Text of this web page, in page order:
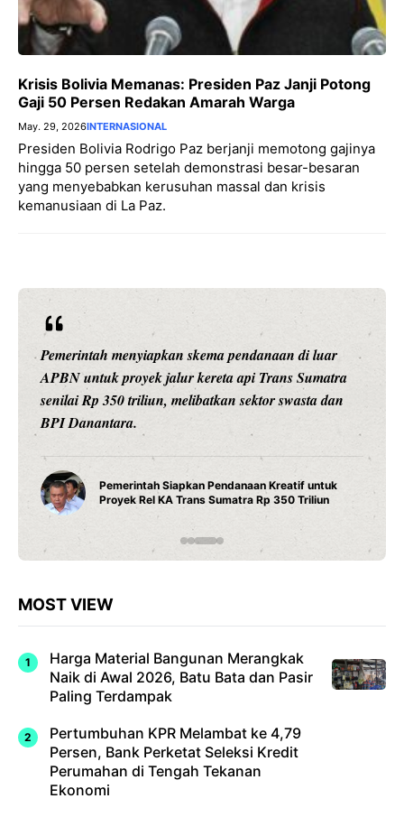
Krisis Bolivia Memanas: Presiden Paz Janji Potong
Gaji 50 Persen Redakan Amarah Warga
May. 29, 2026INTERNASIONAL
Presiden Bolivia Rodrigo Paz berjanji memotong gajinya
hingga 50 persen setelah demonstrasi besar-besaran
yang menyebabkan kerusuhan massal dan krisis
kemanusiaan di La Paz.
Pemerintah menyiapkan skema pendanaan di luar
APBN untuk proyek jalur kereta api Trans Sumatra
senilai Rp 350 triliun, melibatkan sektor swasta dan
BPI Danantara.
Pemerintah Siapkan Pendanaan Kreatif untuk
Proyek Rel KA Trans Sumatra Rp 350 Triliun
MOST VIEW
Harga Material Bangunan Merangkak
Naik di Awal 2026, Batu Bata dan Pasir
Paling Terdampak
Pertumbuhan KPR Melambat ke 4,79
Persen, Bank Perketat Seleksi Kredit
Perumahan di Tengah Tekanan
Ekonomi